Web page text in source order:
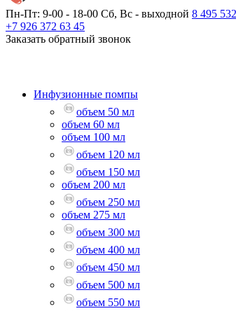
Пн-Пт: 9-00 - 18-00 Сб, Вс - выходной 8 495
+7 926 372 63 45
Заказать обратный звонок
Инфузионные помпы
объем 50 мл
объем 60 мл
объем 100 мл
объем 120 мл
объем 150 мл
объем 200 мл
объем 250 мл
объем 275 мл
объем 300 мл
объем 400 мл
объем 450 мл
объем 500 мл
объем 550 мл